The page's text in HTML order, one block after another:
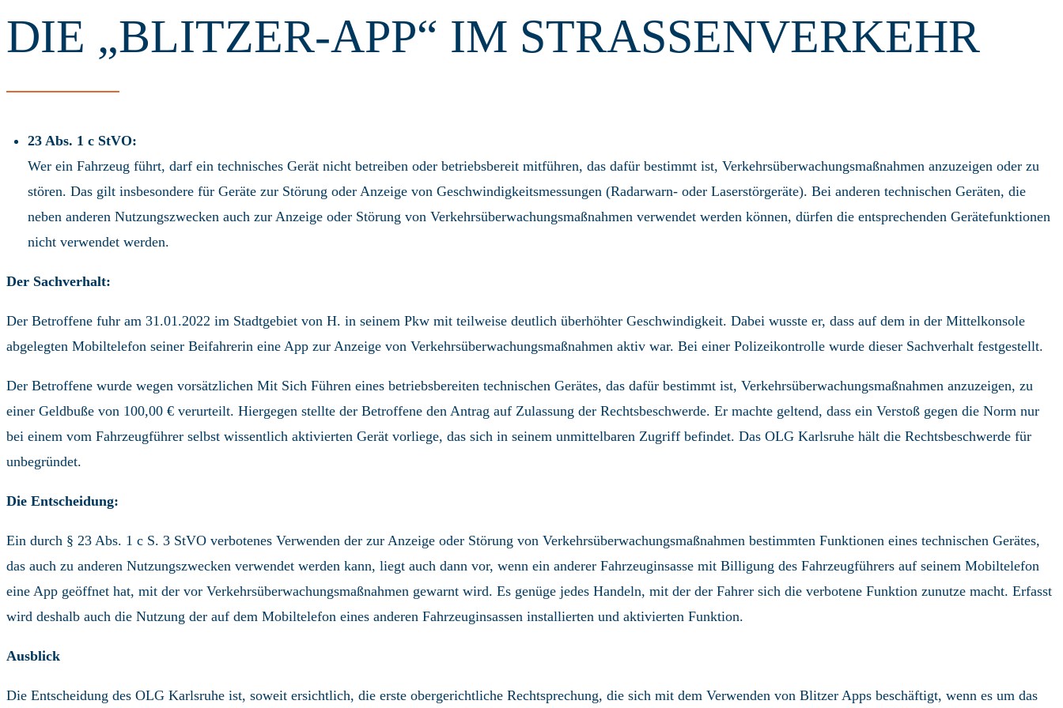
DIE „BLITZER-APP“ IM STRASSENVERKEHR
23 Abs. 1 c StVO:
Wer ein Fahrzeug führt, darf ein technisches Gerät nicht betreiben oder betriebsbereit mitführen, das dafür bestimmt ist, Verkehrsüberwachungsmaßnahmen anzuzeigen oder zu
stören. Das gilt insbesondere für Geräte zur Störung oder Anzeige von Geschwindigkeitsmessungen (Radarwarn- oder Laserstörgeräte). Bei anderen technischen Geräten, die
neben anderen Nutzungszwecken auch zur Anzeige oder Störung von Verkehrsüberwachungsmaßnahmen verwendet werden können, dürfen die entsprechenden Gerätefunktionen
nicht verwendet werden.
Der Sachverhalt:
Der Betroffene fuhr am 31.01.2022 im Stadtgebiet von H. in seinem Pkw mit teilweise deutlich überhöhter Geschwindigkeit. Dabei wusste er, dass auf dem in der Mittelkonsole
abgelegten Mobiltelefon seiner Beifahrerin eine App zur Anzeige von Verkehrsüberwachungsmaßnahmen aktiv war. Bei einer Polizeikontrolle wurde dieser Sachverhalt festgestellt.
Der Betroffene wurde wegen vorsätzlichen Mit Sich Führen eines betriebsbereiten technischen Gerätes, das dafür bestimmt ist, Verkehrsüberwachungsmaßnahmen anzuzeigen, zu
einer Geldbuße von 100,00 € verurteilt. Hiergegen stellte der Betroffene den Antrag auf Zulassung der Rechtsbeschwerde. Er machte geltend, dass ein Verstoß gegen die Norm nur
bei einem vom Fahrzeugführer selbst wissentlich aktivierten Gerät vorliege, das sich in seinem unmittelbaren Zugriff befindet. Das OLG Karlsruhe hält die Rechtsbeschwerde für
unbegründet.
Die Entscheidung:
Ein durch § 23 Abs. 1 c S. 3 StVO verbotenes Verwenden der zur Anzeige oder Störung von Verkehrsüberwachungsmaßnahmen bestimmten Funktionen eines technischen Gerätes,
das auch zu anderen Nutzungszwecken verwendet werden kann, liegt auch dann vor, wenn ein anderer Fahrzeuginsasse mit Billigung des Fahrzeugführers auf seinem Mobiltelefon
eine App geöffnet hat, mit der vor Verkehrsüberwachungsmaßnahmen gewarnt wird. Es genüge jedes Handeln, mit der der Fahrer sich die verbotene Funktion zunutze macht. Erfasst
wird deshalb auch die Nutzung der auf dem Mobiltelefon eines anderen Fahrzeuginsassen installierten und aktivierten Funktion.
Ausblick
Die Entscheidung des OLG Karlsruhe ist, soweit ersichtlich, die erste obergerichtliche Rechtsprechung, die sich mit dem Verwenden von Blitzer Apps beschäftigt, wenn es um das